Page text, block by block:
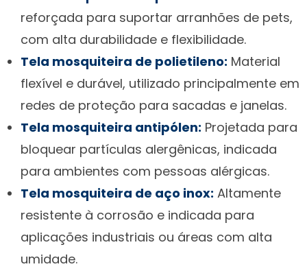
reforçada para suportar arranhões de pets,
com alta durabilidade e flexibilidade.
Tela mosquiteira de polietileno: Material
flexível e durável, utilizado principalmente em
redes de proteção para sacadas e janelas.
Tela mosquiteira antipólen: Projetada para
bloquear partículas alergênicas, indicada
para ambientes com pessoas alérgicas.
Tela mosquiteira de aço inox: Altamente
resistente à corrosão e indicada para
aplicações industriais ou áreas com alta
umidade.